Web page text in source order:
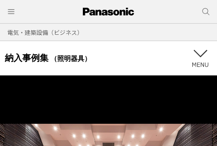
電気・建築設備（ビジネス）
納入事例集 （照明器具）